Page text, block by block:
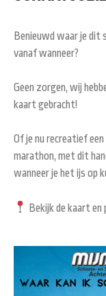
Benieuwd waar je dit
vanaf wanneer?
Geen zorgen, wij
kaart gebracht!
Of je nu recreatief
marathon, met dit
wanneer je het ijs op
Bekijk de kaart en